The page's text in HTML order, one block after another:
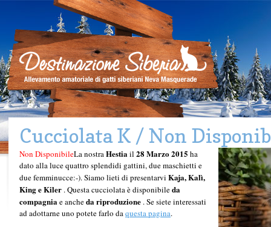
Cucciolata K / Non
Non DisponibileLa nostraHestiail 28 Marzo 2015 ha
dato alla luce quattro splendidi gattini, due maschietti e
due femminucce:-). Siamo lieti di presentarvi Kaja, Kalì,
King e Kiler . Questa cucciolata è disponibileda
compagniae ancheda riproduzione . Se siete interessati
ad adottarne uno potete farlo daquesta pagina.